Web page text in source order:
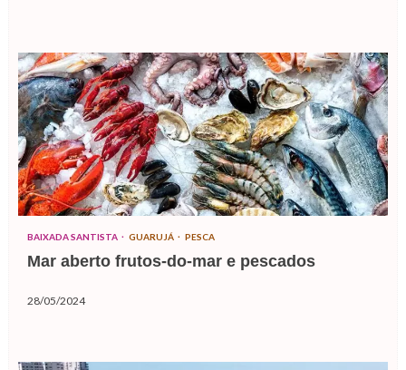
BAIXADA SANTISTA GUARUJÁ PESCA
Mar aberto frutos-do-mar e pescados
28/05/2024